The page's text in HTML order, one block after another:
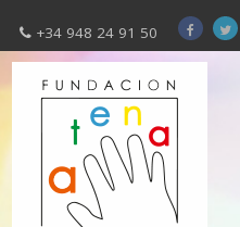
+34 948 24 91 50